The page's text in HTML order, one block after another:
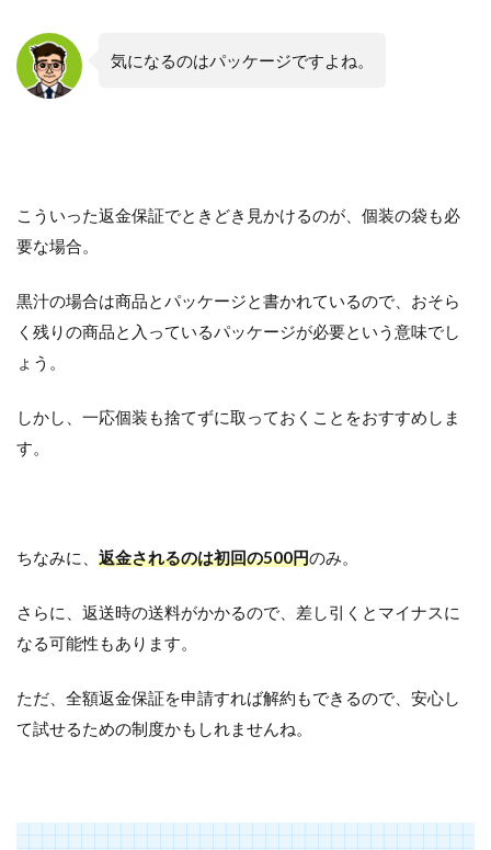
気になるのはパッケージですよね。
こういった返金保証でときどき見かけるのが、個装の袋も必
要な場合。
黒汁の場合は商品とパッケージと書かれているので、おそら
く残りの商品と入っているパッケージが必要という意味でし
ょう。
しかし、一応個装も捨てずに取っておくことをおすすめしま
す。
ちなみに、 返金されるのは初回の500円のみ。
さらに、返送時の送料がかかるので、差し引くとマイナスに
なる可能性もあります。
ただ、全額返金保証を申請すれば解約もできるので、安心し
て試せるための制度かもしれませんね。